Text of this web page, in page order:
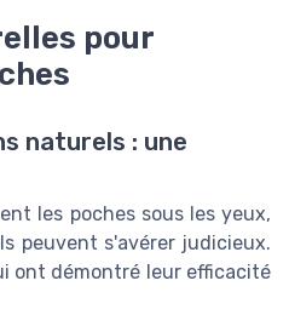
pour
naturels : une
les poches sous les yeux,
peuvent s'avérer judicieux.
ont démontré leur efficacité